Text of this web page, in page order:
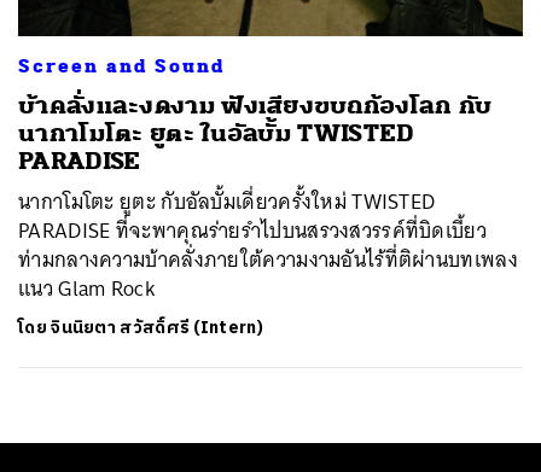
Screen and Sound
บ้าคลั่งและงดงาม ฟังเสียงขบถก้องโลก กับ
นากาโมโตะ ยูตะ ในอัลบั้ม TWISTED
PARADISE
นากาโมโตะ ยูตะ กับอัลบั้มเดี่ยวครั้งใหม่ TWISTED
PARADISE ที่จะพาคุณร่ายรำไปบนสรวงสวรรค์ที่บิดเบี้ยว
ท่ามกลางความบ้าคลั่งภายใต้ความงามอันไร้ที่ติผ่านบทเพลง
แนว Glam Rock
โดยจินนิยตา สวัสดิ์ศรี (Intern)
SHARE TWEET LINE EMAIL